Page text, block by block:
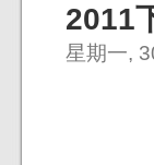
2011
星期一,